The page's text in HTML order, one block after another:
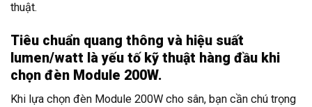
thuật.
Tiêu chuẩn quang thông và hiệu suất
lumen/watt là yếu tố kỹ thuật hàng đầu khi
chọn đèn Module 200W.
Khi lựa chọn đèn Module 200W cho sân, bạn cần chú trọng